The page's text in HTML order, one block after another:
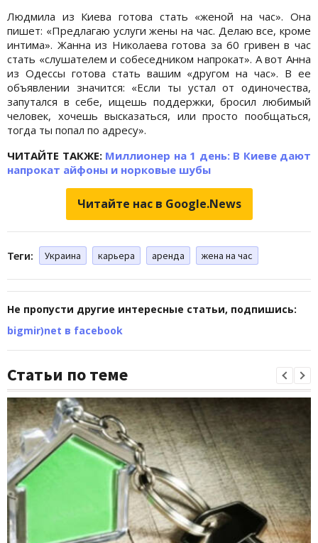
Людмила из Киева готова стать «женой на час». Она
пишет: «Предлагаю услуги жены на час. Делаю все, кроме
интима». Жанна из Николаева готова за 60 гривен в час
стать «слушателем и собеседником напрокат». А вот Анна
из Одессы готова стать вашим «другом на час». В ее
объявлении значится: «Если ты устал от одиночества,
запутался в себе, ищешь поддержки, бросил любимый
человек, хочешь высказаться, или просто пообщаться,
тогда ты попал по адресу».
ЧИТАЙТЕ ТАКЖЕ: Миллионер на 1 день: В Киеве дают
напрокат айфоны и норковые шубы
Читайте нас в Google.News
Теги: Украина карьера аренда жена на час
Не пропусти другие интересные статьи, подпишись:
bigmir)net в facebook
Статьи по теме